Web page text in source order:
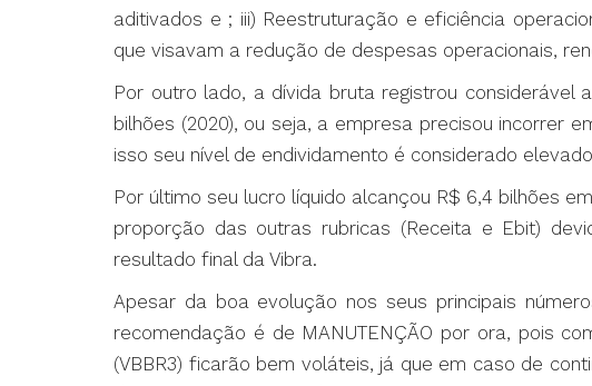
aditivados e ; iii) Reestruturação e eficiência
que visavam a redução de despesas operacionais,
Por outro lado, a dívida bruta registrou considerável
bilhões (2020), ou seja, a empresa precisou incorrer
isso seu nível de endividamento é considerado
Por último seu lucro líquido alcançou R$ 6,4 bilhões
proporção das outras rubricas (Receita e Ebit)
resultado final da Vibra.
Apesar da boa evolução nos seus principais
recomendação é de MANUTENÇÃO por ora, pois
(VBBR3) ficarão bem voláteis, já que em caso de